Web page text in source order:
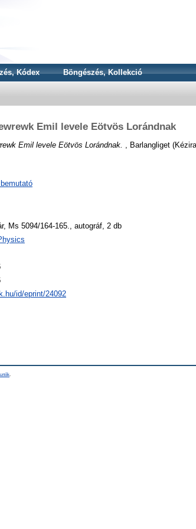
Kódex Böngészés, Kollekció
Emil levele Eötvös Lorándnak
Emil levele Eötvös Lorándnak. , Barlangliget
Ms 5094/164-165., autográf, 2 db
id/eprint/24092